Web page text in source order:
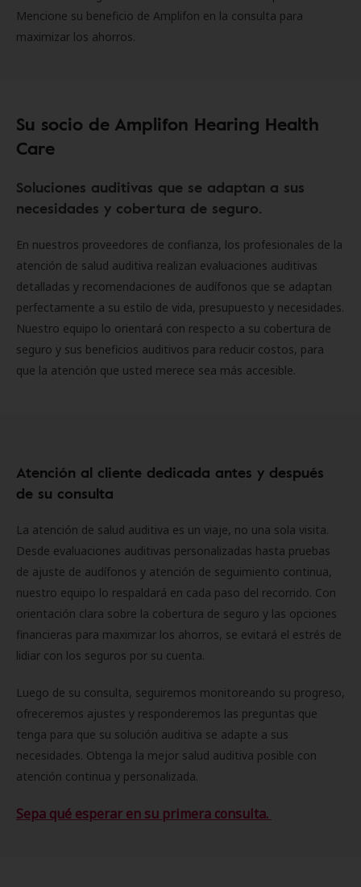
Mencione su beneficio de Amplifon en la consulta para
maximizar los ahorros.
Su socio de Amplifon Hearing Health
Care
Soluciones auditivas que se adaptan a sus
necesidades y cobertura de seguro.
En nuestros proveedores de confianza, los profesionales de la
atención de salud auditiva realizan evaluaciones auditivas
detalladas y recomendaciones de audífonos que se adaptan
perfectamente a su estilo de vida, presupuesto y necesidades.
Nuestro equipo lo orientará con respecto a su cobertura de
seguro y sus beneficios auditivos para reducir costos, para
que la atención que usted merece sea más accesible.
Atención al cliente dedicada antes y después
de su consulta
La atención de salud auditiva es un viaje, no una sola visita.
Desde evaluaciones auditivas personalizadas hasta pruebas
de ajuste de audífonos y atención de seguimiento continua,
nuestro equipo lo respaldará en cada paso del recorrido. Con
orientación clara sobre la cobertura de seguro y las opciones
financieras para maximizar los ahorros, se evitará el estrés de
lidiar con los seguros por su cuenta.
Luego de su consulta, seguiremos monitoreando su progreso,
ofreceremos ajustes y responderemos las preguntas que
tenga para que su solución auditiva se adapte a sus
necesidades. Obtenga la mejor salud auditiva posible con
atención continua y personalizada.
Sepa qué esperar en su primera consulta.